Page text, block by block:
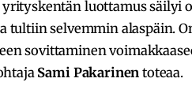
yrityskentän luottamus säilyi
tultiin selvemmin alaspäin.
sovittaminen
Sami Pakarinen toteaa.